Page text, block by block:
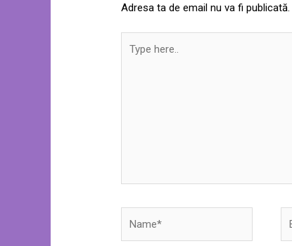
Adresa ta de email nu va fi publicată.
here..